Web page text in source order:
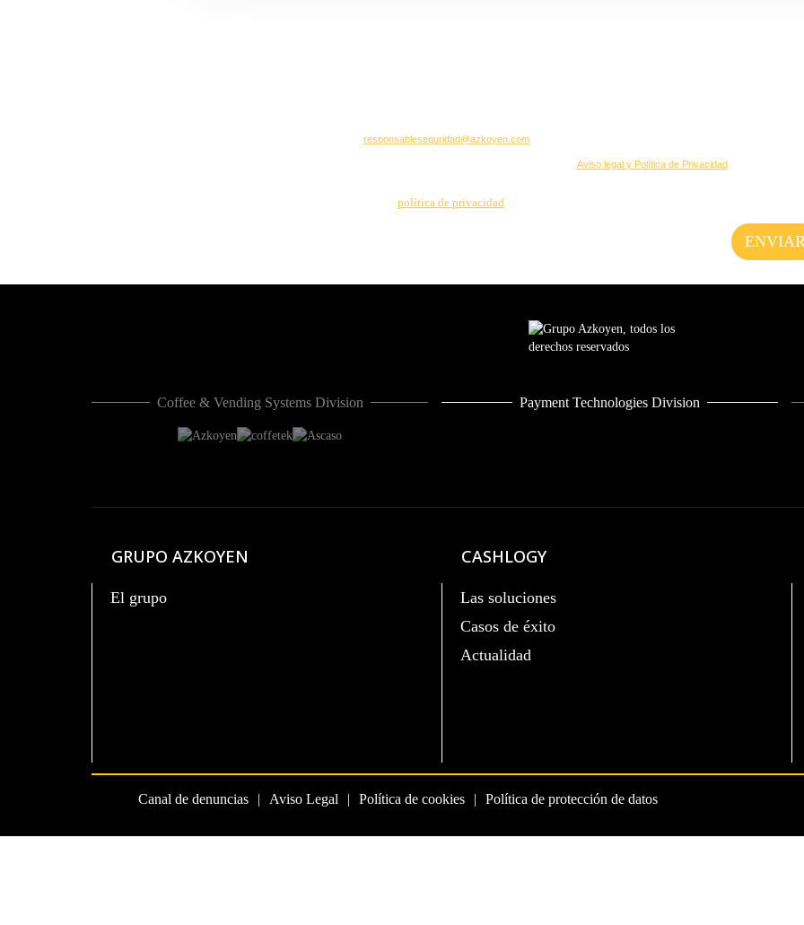
Coffee & Vending Systems Division Payment Technologies Division
GRUPO AZKOYEN
El grupo
CASHLOGY
Las soluciones
Casos de éxito
Actualidad
Política de protección de datos
Política de cookies
Aviso Legal
Canal de denuncias